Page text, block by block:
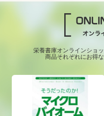
栄養書庫オンラインショ
商品それぞれにお得